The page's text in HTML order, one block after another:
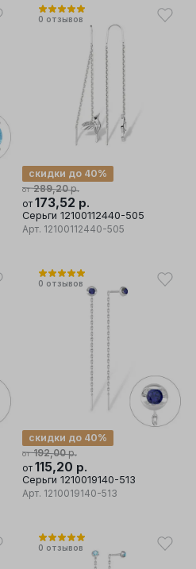
0 отзывов
от 289,20р.
скидки до 40%
от 173,52 р.
Серьги 12100112440-505
Арт. 12100112440-505
0 отзывов
от 192,00р.
скидки до 40%
от 115,20 р.
Серьги 1210019140-513
Арт. 1210019140-513
0 отзывов